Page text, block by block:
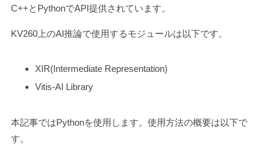
C++とPythonでAPI提供されています。
KV260上のAI推論で使用するモジュールは以下です。
XIR(Intermediate Representation)
Vitis-AI Library
本記事ではPythonを使用します。使用方法の概要は以下で
す。